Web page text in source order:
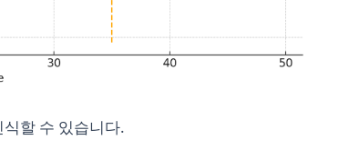
할 수 있습니다.